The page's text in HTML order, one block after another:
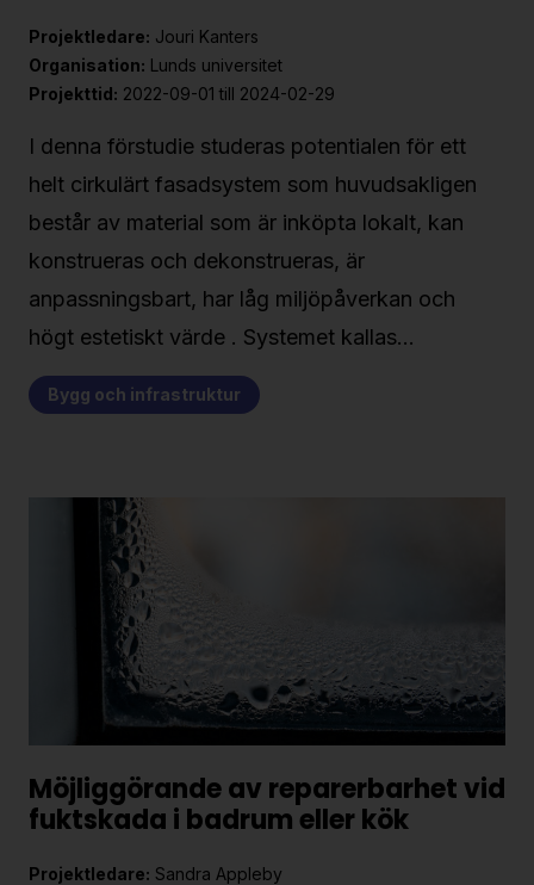
Projektledare: Jouri Kanters
Organisation: Lunds universitet
Projekttid: 2022-09-01 till 2024-02-29
I denna förstudie studeras potentialen för ett
helt cirkulärt fasadsystem som huvudsakligen
består av material som är inköpta lokalt, kan
konstrueras och dekonstrueras, är
anpassningsbart, har låg miljöpåverkan och
högt estetiskt värde . Systemet kallas…
Bygg och infrastruktur
Möjliggörande av reparerbarhet vid
fuktskada i badrum eller kök
Projektledare: Sandra Appleby